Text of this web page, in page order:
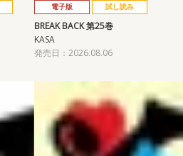
電子版 試し読み
BREAK BACK 第25巻
KASA
発売日：2026.08.06